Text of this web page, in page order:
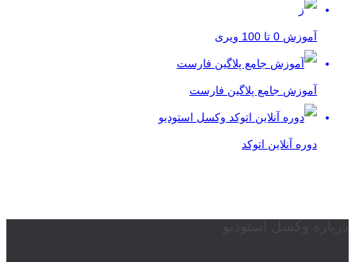
آموزش 0 تا 100 ویری
آموزش جامع پلاگین فارست
دوره آنلاین اتوکد